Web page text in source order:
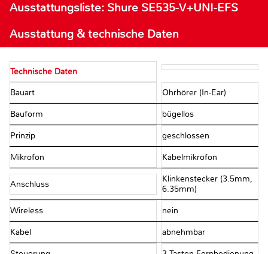
Ausstattungsliste: Shure SE535-V+UNI-EFS
Ausstattung & technische Daten
Technische Daten
Bauart Ohrhörer (In-Ear)
Bauform bügellos
Prinzip geschlossen
Mikrofon Kabelmikrofon
Anschluss
Klinkenstecker (3.5mm,
6.35mm)
Wireless nein
Kabel abnehmbar